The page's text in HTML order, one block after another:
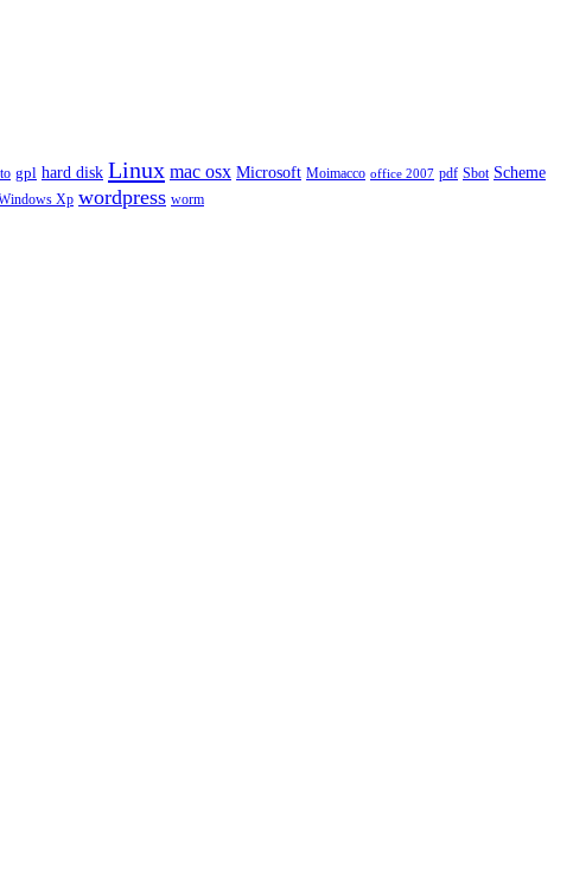
gpl hard disk Linux mac osx Microsoft Moimacco office 2007 pdf Sbot Scheme
Xp wordpress worm